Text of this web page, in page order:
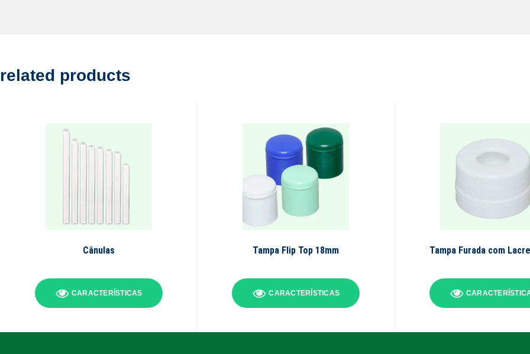
related products
Cânulas
CARACTERÍSTICAS
Tampa Flip Top 18mm
CARACTERÍSTICAS
Tampa Furada com